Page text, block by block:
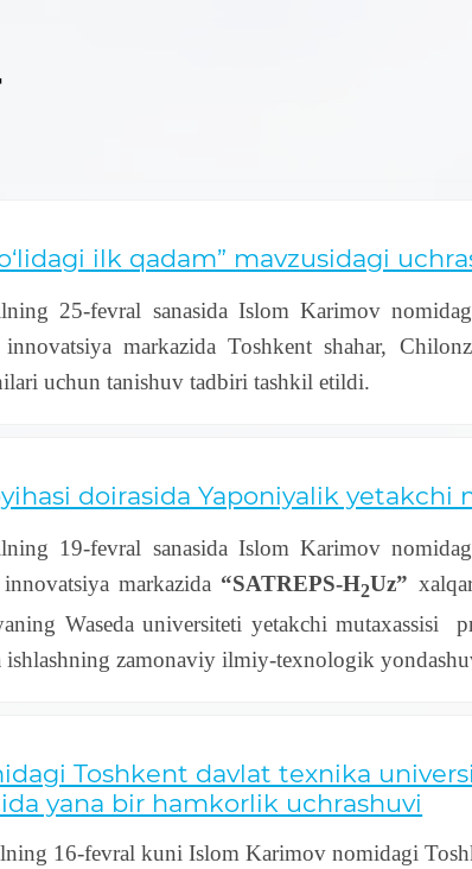
ilk qadam” mavzusidagi
25-fevral sanasida Islom Karimov
markazida Toshkent shahar,
uchun tanishuv tadbiri tashkil etildi.
doirasida Yaponiyalik
19-fevral sanasida Islom Karimov
markazida “SATREPS-H2Uz”
Waseda universiteti yetakchi mutaxassisi
zamonaviy ilmiy-texnologik
Toshkent davlat texnika
yana bir hamkorlik uchrashuvi
16-fevral kuni Islom Karimov nomidagi